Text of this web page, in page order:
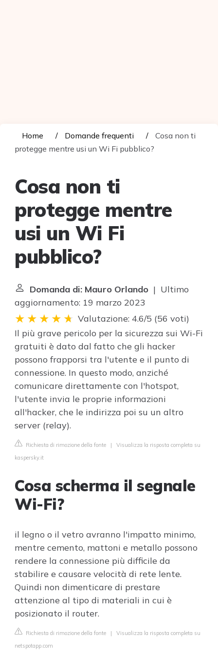
Home Domande frequenti
Cosa non ti
protegge mentre usi un Wi Fi pubblico?
Cosa non ti
protegge mentre
usi un Wi Fi
pubblico?
Domanda di: Mauro Orlando | Ultimo
aggiornamento: 19 marzo 2023
Valutazione: 4.6/5 (56 voti)
Il più grave pericolo per la sicurezza sui Wi-Fi
gratuiti è dato dal fatto che gli hacker
possono frapporsi tra l'utente e il punto di
connessione. In questo modo, anziché
comunicare direttamente con l'hotspot,
l'utente invia le proprie informazioni
all'hacker, che le indirizza poi su un altro
server (relay).
Richiesta di rimozione della fonte | Visualizza la risposta completa su
kaspersky.it
Cosa scherma il segnale
Wi-Fi?
il legno o il vetro avranno l'impatto minimo,
mentre cemento, mattoni e metallo possono
rendere la connessione più difficile da
stabilire e causare velocità di rete lente.
Quindi non dimenticare di prestare
attenzione al tipo di materiali in cui è
posizionato il router.
Richiesta di rimozione della fonte | Visualizza la risposta completa su
netspotapp.com